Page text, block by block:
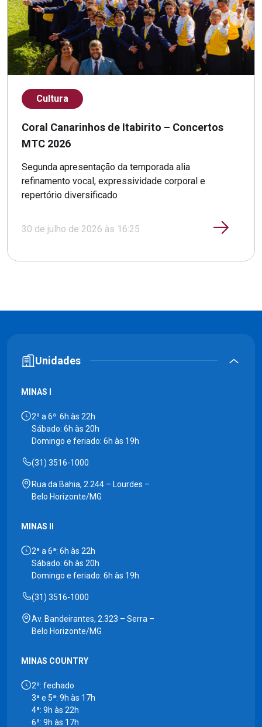
Cultura
Coral Canarinhos de Itabirito – Concertos
MTC 2026
Segunda apresentação da temporada alia
refinamento vocal, expressividade corporal e
repertório diversificado
30 de julho de 2026 às 16:25
Unidades
MINAS I
2ª a 6ª: 6h às 22h
Sábado: 6h às 20h
Domingo e feriado: 6h às 19h
(31) 3516-1000
Rua da Bahia, 2.244 – Lourdes –
Belo Horizonte/MG
MINAS II
2ª a 6ª: 6h às 22h
Sábado: 6h às 20h
Domingo e feriado: 6h às 19h
(31) 3516-1000
Av. Bandeirantes, 2.323 – Serra –
Belo Horizonte/MG
MINAS COUNTRY
2ª: fechado
3ª e 5ª: 9h às 17h
4ª: 9h às 22h
6ª: 9h às 17h